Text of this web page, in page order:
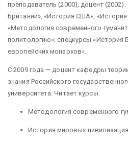
преподаватель (2000), доцент
Британии», «История США»,
«Методология современного
политологию»; спецкурсы «История
европейских монархов».
С 2009 года — доцент кафедры
знания Российского
университета. Читает курсы:
Методология современного
История мировых цивилизация